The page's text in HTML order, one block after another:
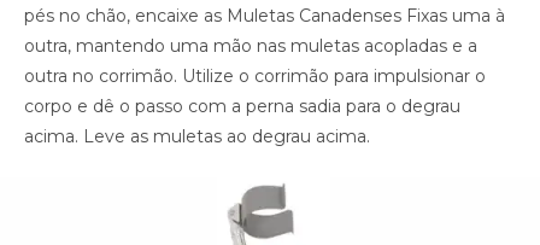
pés no chão, encaixe as Muletas Canadenses Fixas uma à
outra, mantendo uma mão nas muletas acopladas e a
outra no corrimão. Utilize o corrimão para impulsionar o
corpo e dê o passo com a perna sadia para o degrau
acima. Leve as muletas ao degrau acima.